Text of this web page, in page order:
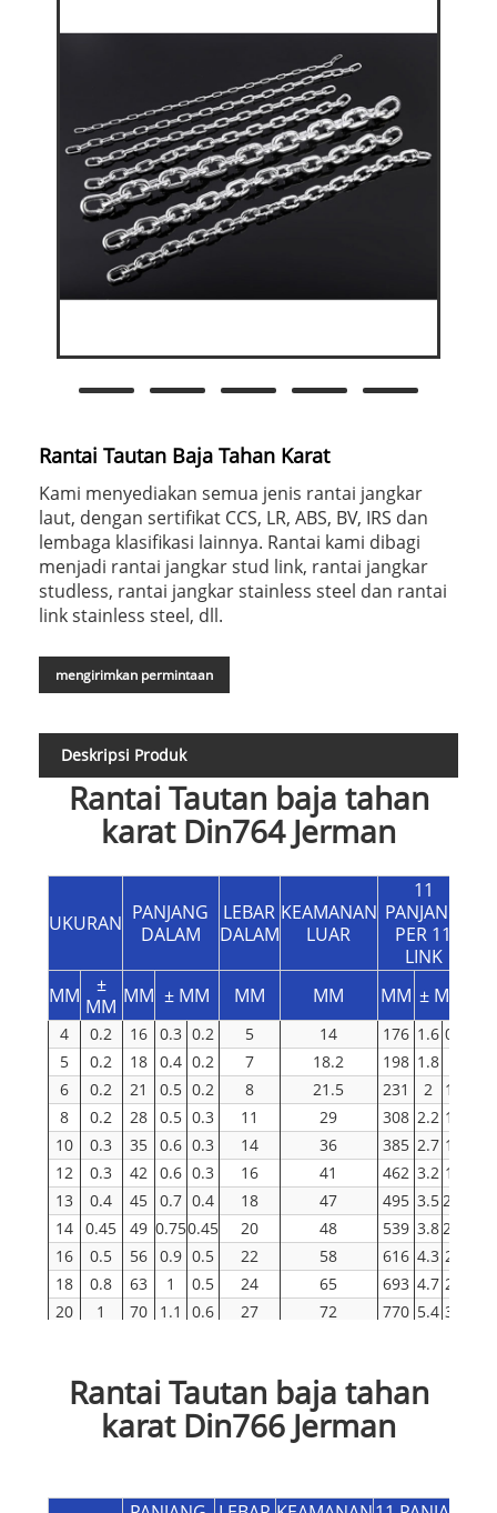
Rantai Tautan Baja Tahan Karat
Kami menyediakan semua jenis rantai jangkar
laut, dengan sertifikat CCS, LR, ABS, BV, IRS dan
lembaga klasifikasi lainnya. Rantai kami dibagi
menjadi rantai jangkar stud link, rantai jangkar
studless, rantai jangkar stainless steel dan rantai
link stainless steel, dll.
mengirimkan permintaan
Deskripsi Produk
Rantai Tautan baja tahan
karat Din764 Jerman
UKURAN PANJANG
DALAM
LEBAR
DALAM
KEAMANAN
LUAR
11
PANJANG
PER 11
LINK
MM
±
MM MM ± MM MM MM MM ± MM
4 0.2 16 0.3 0.2 5 14 176 1.6 0.9
5
0.2 18 0.4 0.2 7 18.2 198 1.8
6
0.2 21 0.5 0.2 8 21.5 231 2
1.1
8
0.2 28 0.5 0.3 11 29 308 2.2 1.2
10
0.3 35 0.6 0.3 14 36 385 2.7 1.5
12
0.3 42 0.6 0.3 16 41 462 3.2 1.8
13
0.4 45 0.7 0.4 18 47 495 3.52.0
14
0.45 49 0.750.45 20 48 539 3.82.0
16
0.5 56 0.9 0.5 22 58 616 4.3 2.5
18
0.8 63 1 0.5 24 65 693 4.7 2.8
20
1 70 1.1 0.6 27 72 770 5.4 3.2
Rantai Tautan baja tahan
karat Din766 Jerman